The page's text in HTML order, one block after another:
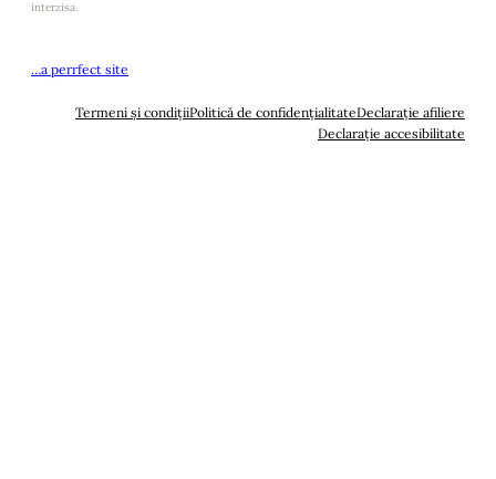
interzisa.
…a perrfect site
Termeni și condițiiPolitică de confidențialitateDeclarație afiliere
Declarație accesibilitate